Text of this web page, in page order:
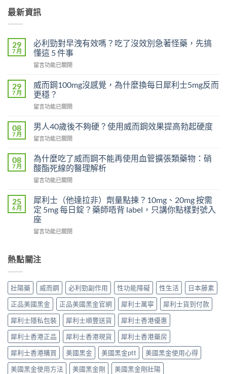
最新資訊
29
7 月
必利勁對早洩有效嗎？吃了沒效別急著怪藥，先搞
懂這 5 件事
在
利
勁
對
早
有
嗎？
了
沒
效
著
怪
藥，
先
這
5
事〉
留言功能已關閉
29
7 月
威而鋼100mg沒感覺，為什麼換每日犀利士5mg反而
更穩？
在
而
鋼
100mg
感
覺，
什
換
每
日
利
反
穩？〉
中
留言功能已關閉
08
7 月
男人40歲後不夠硬？使用威而鋼效果提高勃起硬度
在
人
40
歲
後
夠
硬？
使
用
威
效
高
勃
起
硬
度〉
中
留言功能已關閉
08
7 月
為什麼吃了威而鋼不能再使用血管擴張類藥物：硝
酸酯死線的醫理解析
在
什
麼
吃
了
威
不
使
用
血
管
擴
張
類
藥
物：
硝
酸
留言功能已關閉
25
6 月
犀利士（他達拉非）劑量點揀？10mg、20mg 按需
定 5mg 每日錠？藥師唔背 label，只講你點樣對號入
座
在
士
（他
拉
非）
劑
量
點
揀？
10mg、
20mg
按
需
定
留言功能已關閉
熱點關注
壯陽藥 威而鋼 必利勁副作用 性功能障礙 性生活
日本藤素
正品美國黑金
正品美國黑金官網 犀利士萬寧
犀利士貨到付款
犀利士隱私包裝
犀利士順豐送貨
犀利士香港優惠
犀利士香港正品
犀利士香港現貨
犀利士香港藥房
犀利士香港購買
美國黑金 美國黑金ptt
美國黑金使用心得
美國黑金使用方法
美國黑金剛 美國黑金剛壯陽